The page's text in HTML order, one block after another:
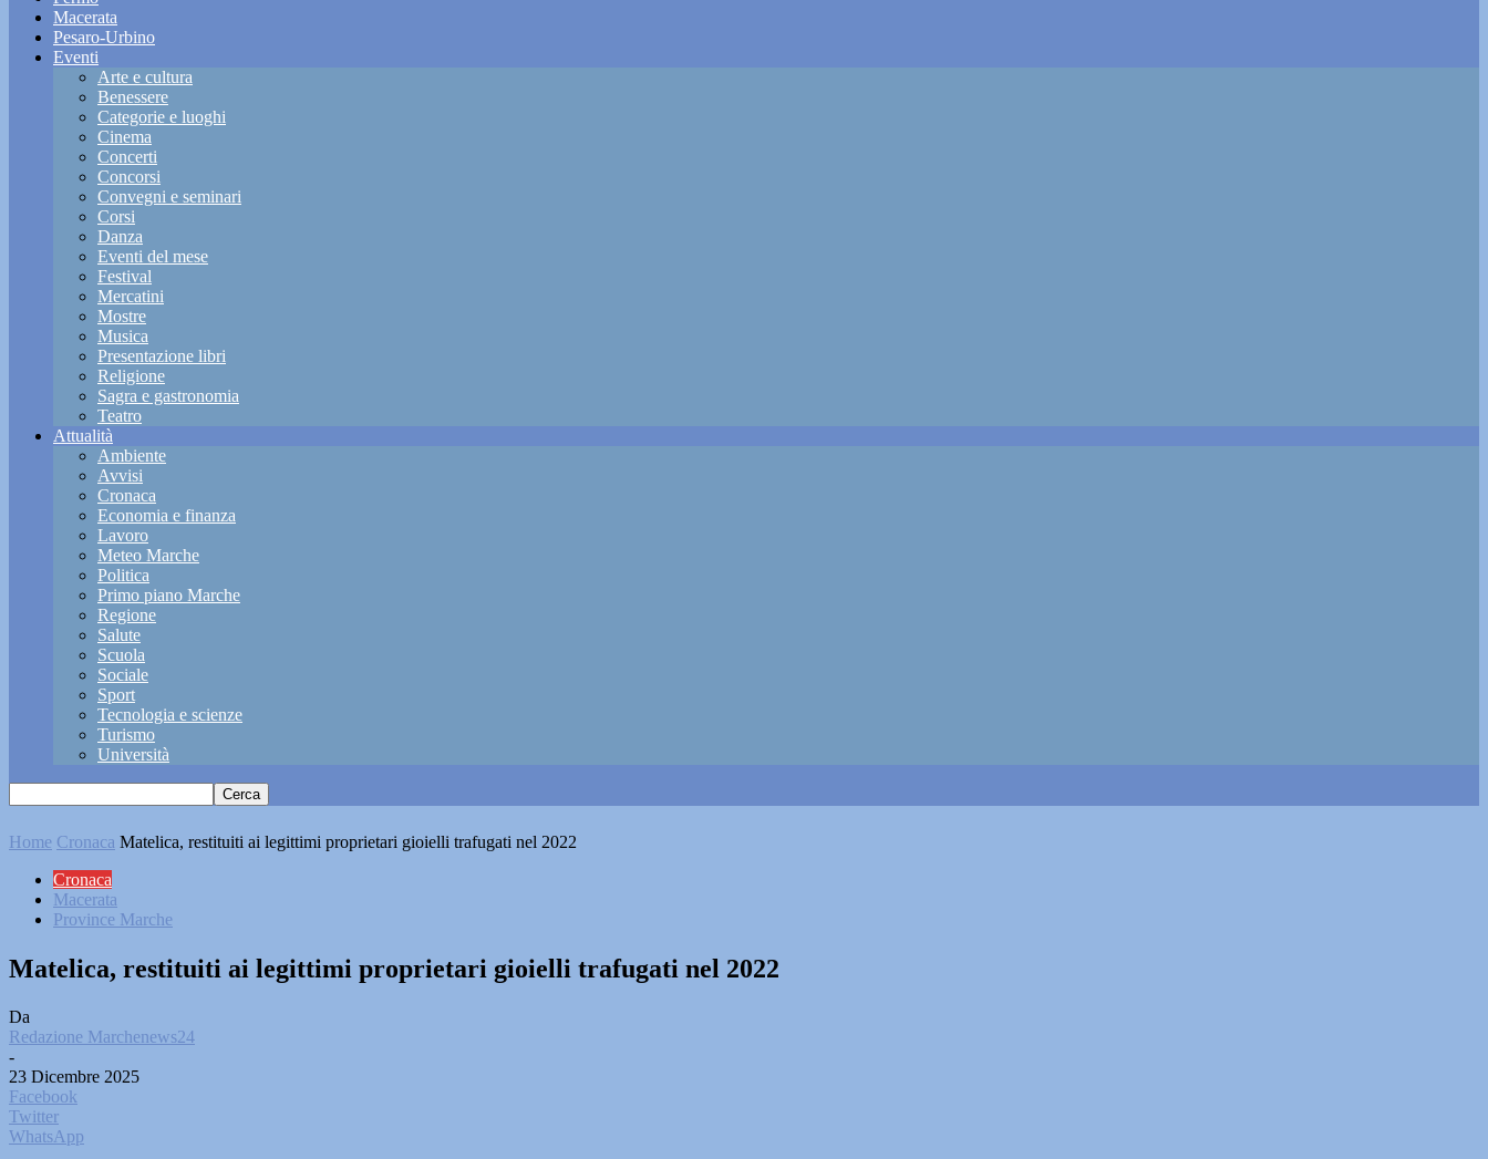
Macerata
Pesaro-Urbino
Eventi
Arte e cultura
Benessere
Categorie e luoghi
Cinema
Concerti
Concorsi
Convegni e seminari
Corsi
Danza
Eventi del mese
Festival
Mercatini
Mostre
Musica
Presentazione libri
Religione
Sagra e gastronomia
Teatro
Attualità
Ambiente
Avvisi
Cronaca
Economia e finanza
Lavoro
Meteo Marche
Politica
Primo piano Marche
Regione
Salute
Scuola
Sociale
Sport
Tecnologia e scienze
Turismo
Università
Home Cronaca Matelica, restituiti ai legittimi proprietari gioielli trafugati nel 2022
Cronaca
Macerata
Province Marche
Matelica, restituiti ai legittimi proprietari gioielli trafugati nel 2022
Da
Redazione Marchenews24
-
23 Dicembre 2025
Facebook
Twitter
WhatsApp